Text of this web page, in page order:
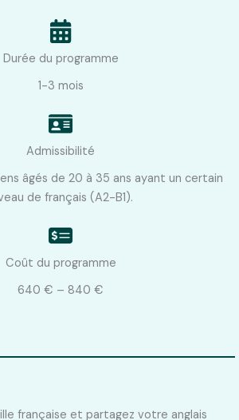
Durée du programme
1-3 mois
Admissibilité
âgés de 20 à 35 ans ayant un certain
de français (A2-B1).
Coût du programme
640 € – 840 €
française et partagez votre anglais